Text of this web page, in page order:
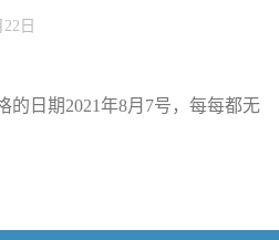
日
的日期2021年8月7号，每每都无